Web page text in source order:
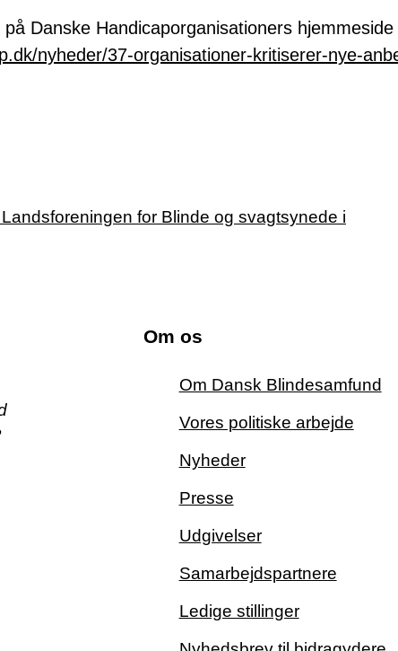
Danske Handicaporganisationers
nyheder/37-organisationer-kritiserer-nye-
Om os
Om Dansk Blindesamfund
Vores politiske arbejde
Nyheder
Presse
Udgivelser
Samarbejdspartnere
Ledige stillinger